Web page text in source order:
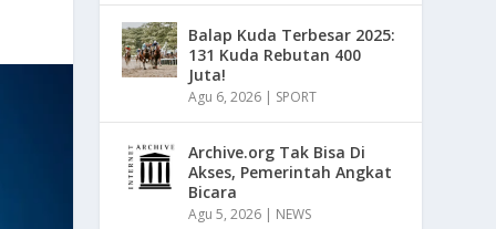
Balap Kuda Terbesar 2025:
131 Kuda Rebutan 400
Juta!
Agu 6, 2026 | SPORT
Archive.org Tak Bisa Di
Akses, Pemerintah Angkat
Bicara
Agu 5, 2026 | NEWS